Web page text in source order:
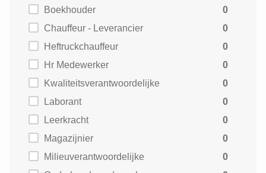
Boekhouder
0
Chauffeur - Leverancier
0
Heftruckchauffeur
0
Hr Medewerker
0
Kwaliteitsverantwoordelijke
0
Laborant
0
Leerkracht
0
Magazijnier
0
Milieuverantwoordelijke
0